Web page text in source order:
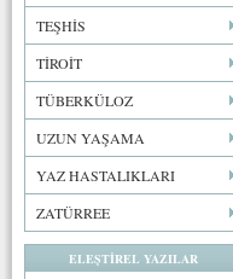
TEŞHİS
TİROİT
TÜBERKÜLOZ
UZUN YAŞAMA
YAZ HASTALIKLARI
ZATÜRREE
ELEŞTİREL YAZILAR